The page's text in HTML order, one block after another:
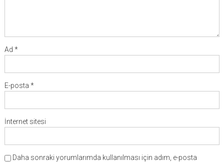
Ad *
E-posta *
İnternet sitesi
Daha sonraki yorumlarımda kullanılması için adım, e-posta